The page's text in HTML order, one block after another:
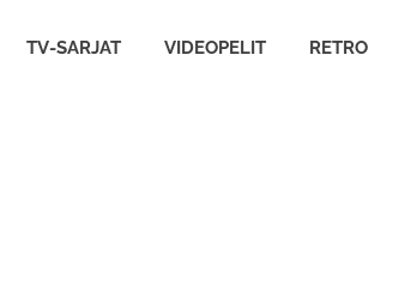
TV-SARJAT VIDEOPELIT RETRO